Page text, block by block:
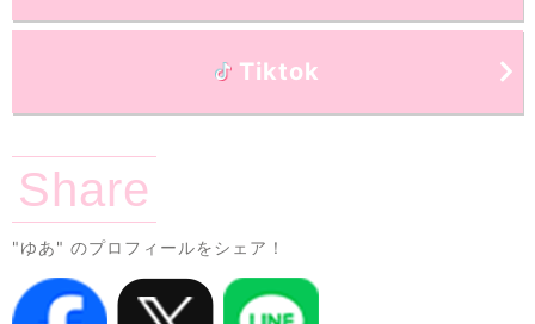
Tiktok
Share
"ゆあ" のプロフィールをシェア！